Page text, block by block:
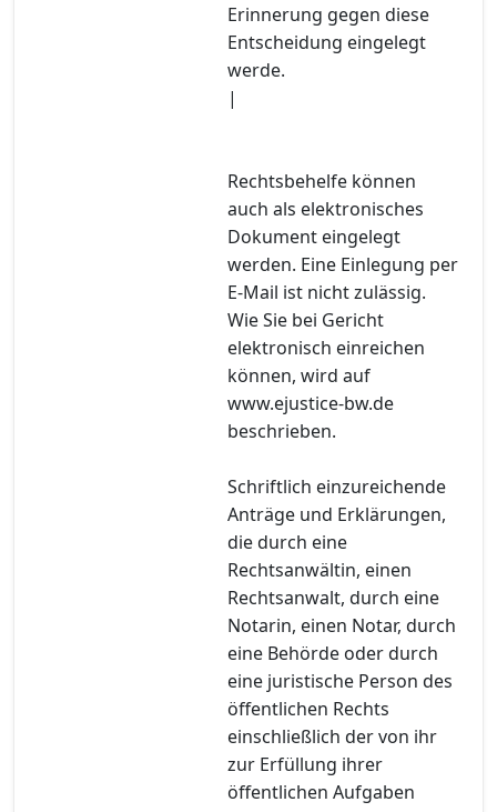
Erinnerung gegen diese
Entscheidung eingelegt
werde.
|
Rechtsbehelfe können
auch als elektronisches
Dokument eingelegt
werden. Eine Einlegung per
E-Mail ist nicht zulässig.
Wie Sie bei Gericht
elektronisch einreichen
können, wird auf
www.ejustice-bw.de
beschrieben.
Schriftlich einzureichende
Anträge und Erklärungen,
die durch eine
Rechtsanwältin, einen
Rechtsanwalt, durch eine
Notarin, einen Notar, durch
eine Behörde oder durch
eine juristische Person des
öffentlichen Rechts
einschließlich der von ihr
zur Erfüllung ihrer
öffentlichen Aufgaben